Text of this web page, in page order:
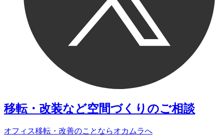
移転・改装など空間づくりのご相談
オフィス移転・改善のことならオカムラへ